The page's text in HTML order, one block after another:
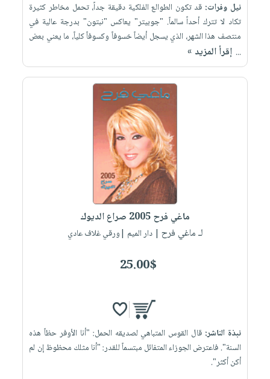
نيل وفرات: قد تكون الطوالع الفلكية دقيقة جداً، تحمل مخاطر كثيرة
تكاد لا تترك أحداً سالماً. "جوبيتر" يعاكس "نبتون" بدرجة عالية في
منتصف هذا الشهر، الذي يسجل أيضاً خسوفاً وكسوفاً كلياً، ما يعني بعض
... إقرأ المزيد »
ماغي فرح 2005 صراع الديوك
لـ ماغي فرح | دار الميم |ورقي غلاف عادي
25.00$
نبذة الناشر:قال القوس المتباهي لصديقه الحمل: "أنا الأوفر حظاً هذه
السنة". فاعترض الجوزاء المتفائل مبتسماً للقدر: "أنا مثلك محظوظ إن لم
أكن أكثر".